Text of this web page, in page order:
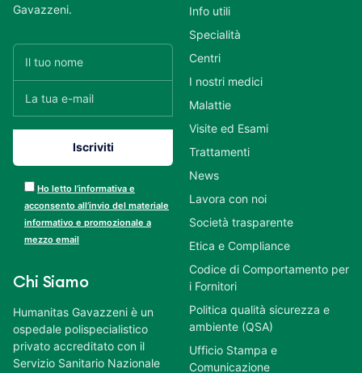
Gavazzeni.
Ho letto l’informativa e
acconsento all’invio del materiale
informativo e promozionale a
mezzo email
Chi Siamo
Humanitas Gavazzeni è un
ospedale polispecialistico
privato accreditato con il
Servizio Sanitario Nazionale
Info utili
Specialità
Centri
I nostri medici
Malattie
Visite ed Esami
Trattamenti
News
Lavora con noi
Società trasparente
Etica e Compliance
Codice di Comportamento per
i Fornitori
Politica qualità sicurezza e
ambiente (QSA)
Ufficio Stampa e
Comunicazione